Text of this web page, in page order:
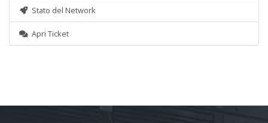
Stato del Network
Apri Ticket